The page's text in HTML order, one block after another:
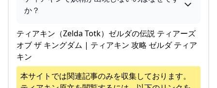
か？
ティアキン（Zelda Totk）ゼルダの伝説 ティアーズ
オブ ザ キングダム | ティアキン 攻略 ゼルダ ティア
キン
本サイトでは関連記事のみを収集しております。